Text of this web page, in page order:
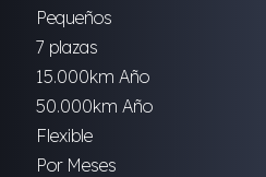
Pequeños
7 plazas
15.000km Año
50.000km Año
Flexible
Por Meses